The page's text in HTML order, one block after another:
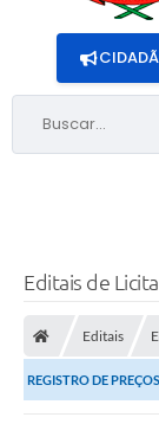
Buscar...
Editais de
Editais
REGISTRO DE
INSTALAÇÃO,